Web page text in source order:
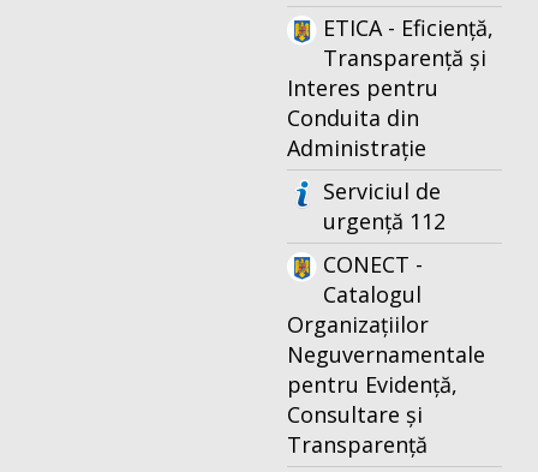
ETICA - Eficiență,
Transparență și
Interes pentru
Conduita din
Administrație
Serviciul de
urgență 112
CONECT -
Catalogul
Organizațiilor
Neguvernamentale
pentru Evidență,
Consultare și
Transparență